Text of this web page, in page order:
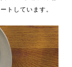
トしています。